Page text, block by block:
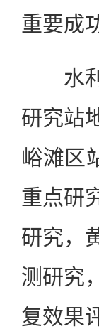
重要成
水利
研究站
峪滩区
重点研
研究，
测研究
复效果